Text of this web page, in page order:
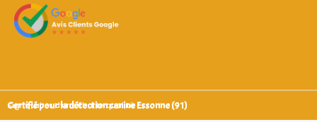
Certifié pour la détection canine Essonne (91)
Signataires d’une charte qualité